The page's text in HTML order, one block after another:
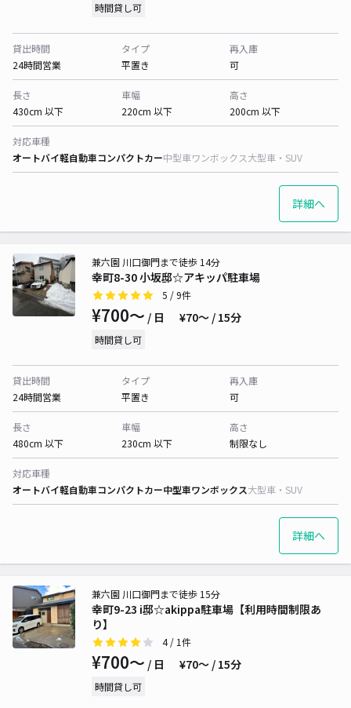
時間貸し可
貸出時間
24時間営業
タイプ
平置き
再入庫
可
長さ
430cm 以下
車幅
220cm 以下
高さ
200cm 以下
対応車種
オートバイ軽自動車コンパクトカー中型車ワンボックス大型車・SUV
詳細へ
幸町8-30 小坂邸☆アキッパ駐車場
兼六園 川口御門まで徒歩 14分
5 / 9件
¥700〜 / 日 ¥70〜 / 15分
時間貸し可
貸出時間
24時間営業
タイプ
平置き
再入庫
可
長さ
480cm 以下
車幅
230cm 以下
高さ
制限なし
対応車種
オートバイ軽自動車コンパクトカー中型車ワンボックス大型車・SUV
詳細へ
幸町9-23 i邸☆akippa駐車場【利用時間制限あ
り】
兼六園 川口御門まで徒歩 15分
4/ 1件
¥700〜 / 日 ¥70〜 / 15分
時間貸し可